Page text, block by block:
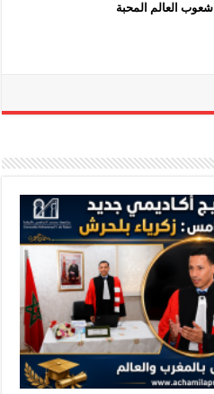
شعوب العالم المحبة